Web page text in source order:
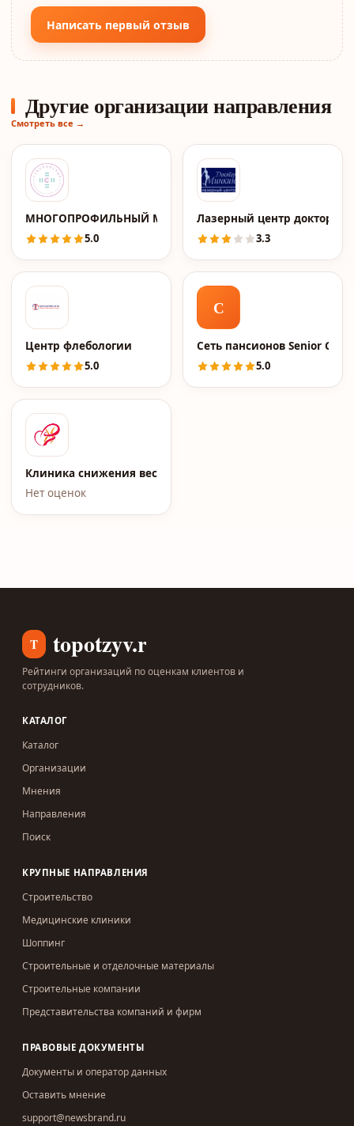
Написать первый отзыв
Другие организации направления
Смотреть все →
МНОГОПРОФИЛЬНЫЙ МЕДИЦИНСКИЙ ЦЕНТР
5.0
Лазерный центр доктора
3.3
Центр флебологии
5.0
С
Сеть пансионов Senior
5.0
Клиника снижения веса Елены Малышевой
Нет оценок
T topotzyv.ru
Рейтинги организаций по оценкам клиентов и
сотрудников.
КАТАЛОГ
Каталог
Организации
Мнения
Направления
Поиск
КРУПНЫЕ НАПРАВЛЕНИЯ
Строительство
Медицинские клиники
Шоппинг
Строительные и отделочные материалы
Строительные компании
Представительства компаний и фирм
ПРАВОВЫЕ ДОКУМЕНТЫ
Документы и оператор данных
Оставить мнение
support@newsbrand.ru